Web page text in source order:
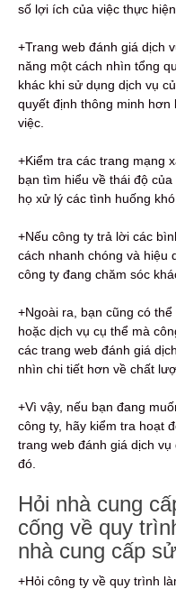
số lợi ích của việc thực
+Trang web đánh giá dịch
năng một cách nhìn tổng
khác khi sử dụng dịch vụ
quyết định thông minh hơn
việc.
+Kiểm tra các trang mạng
bạn tìm hiểu về thái độ
họ xử lý các tình huống khó
+Nếu công ty trả lời các
cách nhanh chóng và hiệu
công ty đang chăm sóc
+Ngoài ra, bạn cũng có
hoặc dịch vụ cụ thể mà
các trang web đánh giá
nhìn chi tiết hơn về chất
+Vì vậy, nếu bạn đang
công ty, hãy kiểm tra hoạt
trang web đánh giá dịch
đó.
Hỏi nhà cung
cống về quy
nhà cung cấp
+Hỏi công ty về quy trình